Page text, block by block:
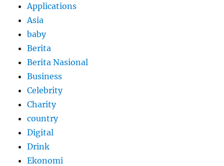
Applications
Asia
baby
Berita
Berita Nasional
Business
Celebrity
Charity
country
Digital
Drink
Ekonomi